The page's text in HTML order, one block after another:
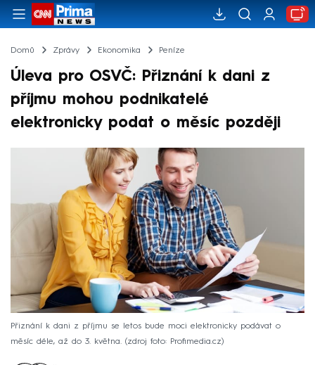
Domů Zprávy Ekonomika Peníze
Úleva pro OSVČ: Přiznání k dani z
příjmu mohou podnikatelé
elektronicky podat o měsíc později
Přiznání k dani z příjmu se letos bude moci elektronicky podávat o
měsíc déle, až do 3. května. (zdroj foto: Profimedia.cz)